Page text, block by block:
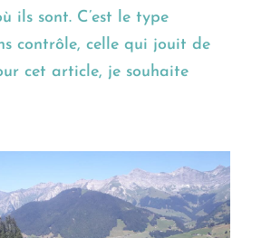
ils sont. C’est le type
contrôle, celle qui jouit de
cet article, je souhaite